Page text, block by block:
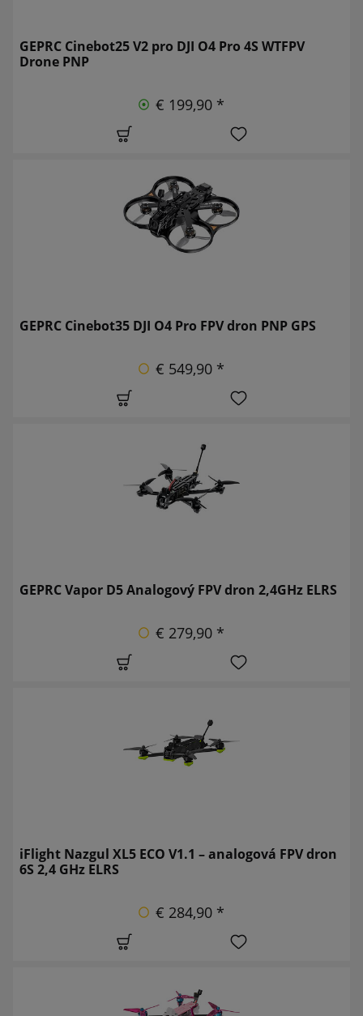
GEPRC Cinebot25 V2 pro DJI O4 Pro 4S WTFPV
Drone PNP
€ 199,90 *
GEPRC Cinebot35 DJI O4 Pro FPV dron PNP GPS
€ 549,90 *
GEPRC Vapor D5 Analogový FPV dron 2,4GHz ELRS
€ 279,90 *
iFlight Nazgul XL5 ECO V1.1 – analogová FPV dron
6S 2,4 GHz ELRS
€ 284,90 *